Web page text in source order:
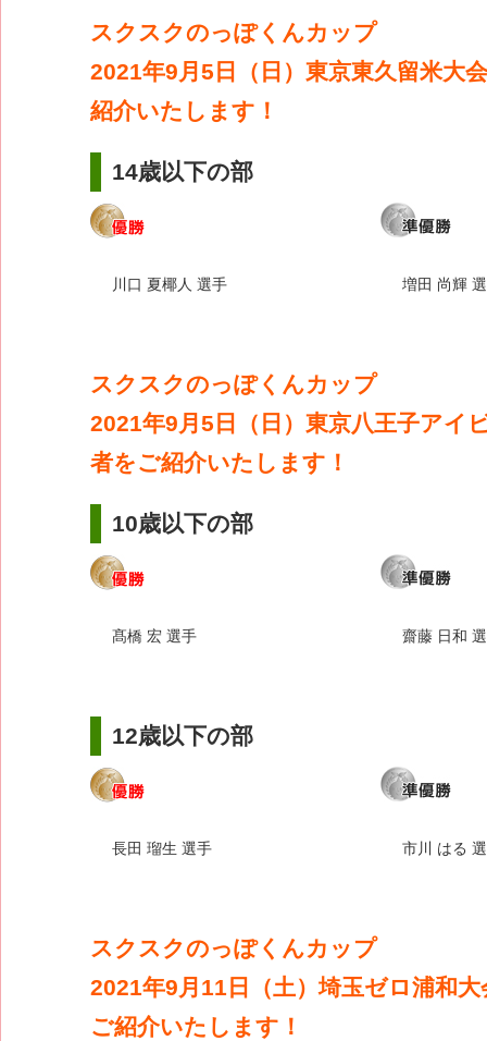
スクスクのっぽくんカップ
2021年9月5日（日）東京東久留米大
紹介いたします！
14歳以下の部
川口 夏椰人 選手 増田 尚輝
スクスクのっぽくんカップ
2021年9月5日（日）東京八王子アイ
者をご紹介いたします！
10歳以下の部
髙橋 宏 選手 齋藤 日和
12歳以下の部
長田 瑠生 選手 市川 はる
スクスクのっぽくんカップ
2021年9月11日（土）埼玉ゼロ浦和
ご紹介いたします！